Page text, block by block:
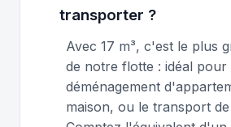
transporter ?
Avec 17 m³, c'est le plus
de notre flotte : idéal pour
déménagement
maison, ou le transport